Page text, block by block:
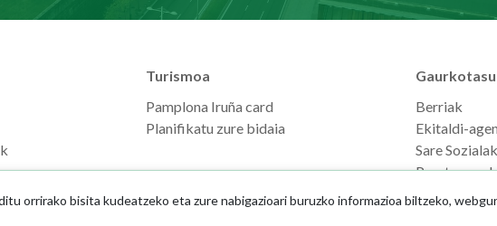
Turismoa
Pamplona Iruña card
Planifikatu zure bidaia
Berriak
Ekitaldi-
Sare Sozialak
orrirako bisita kudeatzeko eta zure nabigazioari buruzko informazioa biltzeko,